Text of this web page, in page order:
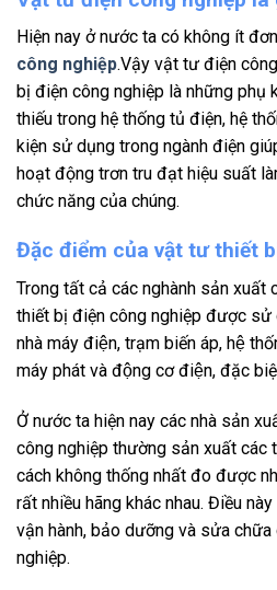
Hiện nay ở nước ta có không ít
công nghiệp.Vậy vật tư điện
bị điện công nghiệp là những phụ
thiếu trong hệ thống tủ điện, hệ
kiện sử dụng trong ngành điện
hoạt động trơn tru đạt hiệu suất
chức năng của chúng.
Đặc điểm của vật tư thiết
Trong tất cả các nghành sản xuất
thiết bị điện công nghiệp được
nhà máy điện, trạm biến áp, hệ
máy phát và động cơ điện, đặc
Ở nước ta hiện nay các nhà sản
công nghiệp thường sản xuất các
cách không thống nhất đo được
rất nhiều hãng khác nhau. Điều
vận hành, bảo dưỡng và sửa
nghiệp.